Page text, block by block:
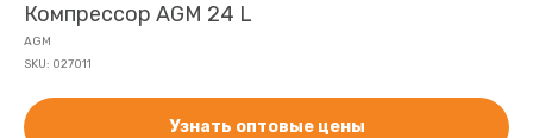
Компрессор AGM 24 L
AGM
SKU: 027011
Узнать оптовые цены